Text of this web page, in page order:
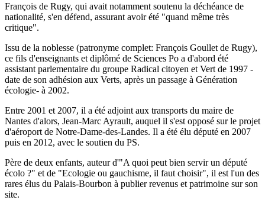
François de Rugy, qui avait notamment soutenu la déchéance de
nationalité, s'en défend, assurant avoir été "quand même très
critique".
Issu de la noblesse (patronyme complet: François Goullet de Rugy),
ce fils d'enseignants et diplômé de Sciences Po a d'abord été
assistant parlementaire du groupe Radical citoyen et Vert de 1997 -
date de son adhésion aux Verts, après un passage à Génération
écologie- à 2002.
Entre 2001 et 2007, il a été adjoint aux transports du maire de
Nantes d'alors, Jean-Marc Ayrault, auquel il s'est opposé sur le projet
d'aéroport de Notre-Dame-des-Landes. Il a été élu député en 2007
puis en 2012, avec le soutien du PS.
Père de deux enfants, auteur d'"A quoi peut bien servir un député
écolo ?" et de "Ecologie ou gauchisme, il faut choisir", il est l'un des
rares élus du Palais-Bourbon à publier revenus et patrimoine sur son
site.